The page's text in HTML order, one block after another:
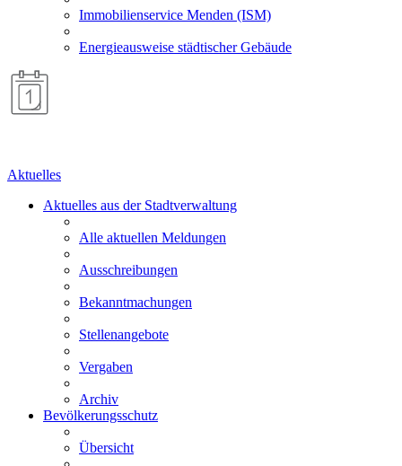
Immobilienservice Menden (ISM)
Energieausweise städtischer Gebäude
Aktuelles
Aktuelles aus der Stadtverwaltung
Alle aktuellen Meldungen
Ausschreibungen
Bekanntmachungen
Stellenangebote
Vergaben
Archiv
Bevölkerungsschutz
Übersicht